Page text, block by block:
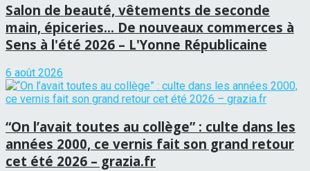
Salon de beauté, vêtements de seconde
main, épiceries… De nouveaux commerces à
Sens à l'été 2026 – L'Yonne Républicaine
6 août 2026
“On l’avait toutes au collège” : culte dans les
années 2000, ce vernis fait son grand retour
cet été 2026 – grazia.fr